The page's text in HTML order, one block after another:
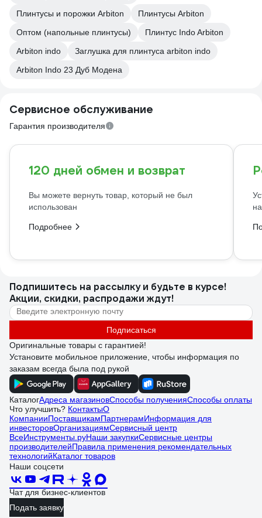
Плинтусы и порожки Arbiton
Плинтусы Arbiton
Оптом (напольные плинтусы)
Плинтус Indo Arbiton
Arbiton indo
Заглушка для плинтуса arbiton indo
Arbiton Indo 23 Дуб Модена
Сервисное обслуживание
Гарантия производителя
120 дней обмен и возврат
Вы можете вернуть товар, который не был
использован
Подробнее
Подпишитесь на рассылкуи будьте в курсе!
Акции, скидки, распродажи ждут!
Подписаться
Оригинальные товары с гарантией!
Установите мобильное приложение, чтобы информация по
заказам всегда была под рукой
КаталогАдреса магазиновСпособы полученияСпособы оплаты
Что улучшить? КонтактыО
КомпанииПоставщикамПартнерамИнформация для
инвесторовОрганизациямСервисный центр
ВсеИнструменты.руНаши закупкиСервисные центры
производителейПравила применения рекомендательных
технологийКаталог товаров
Наши соцсети
Чат для бизнес-клиентов
Подать заявку